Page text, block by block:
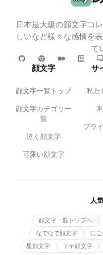
日本最大級の顔文字コ
しいなど様々な感情を
て
顔文字
顔文字一覧トップ
顔文字カテゴリ一
覧
泣く顔文字
可愛い顔文字
サ
私た
プラ
人
顔文字一覧トップへ
なでなで顔文字
に
星顔文字
ドヤ顔文字